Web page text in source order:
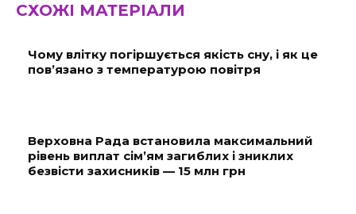
СХОЖІ МАТЕРІАЛИ
Чому влітку погіршується якість сну, і як це
пов’язано з температурою повітря
Верховна Рада встановила максимальний
рівень виплат сім’ям загиблих і зниклих
безвісти захисників — 15 млн грн